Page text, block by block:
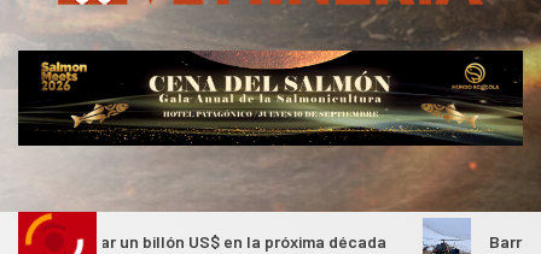
billón US$ en la próxima década Barrick Chile